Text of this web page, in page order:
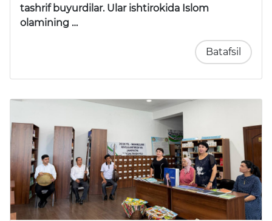
tashrif buyurdilar. Ular ishtirokida Islom
olamining …
Batafsil